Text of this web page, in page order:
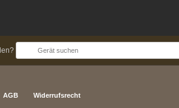
AGB Widerrufsrecht